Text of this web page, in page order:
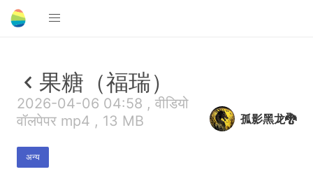
果糖（福瑞）
2026-04-06 04:58 , वीडियो
वॉलपेपर mp4 , 13 MB
अन्य
孤影黑龙🐉